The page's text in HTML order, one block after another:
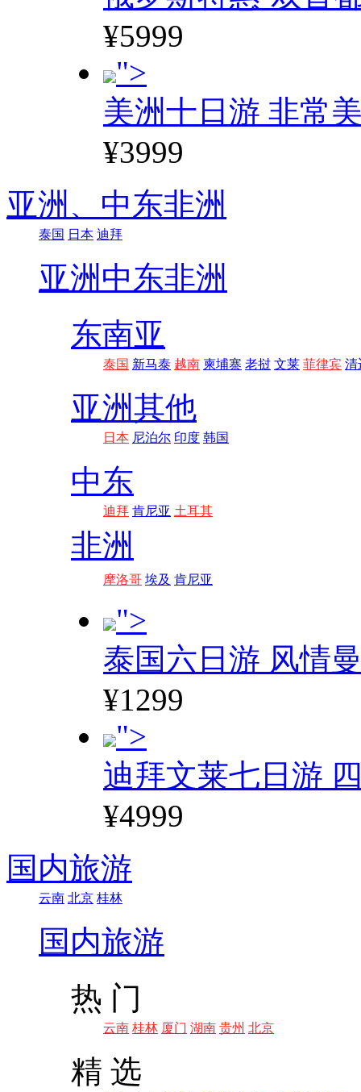
¥5999
">
美洲十日游 非常
¥3999
亚洲、 中东非洲
泰国 日本 迪拜
亚洲 中东非洲
东南亚
泰国 新马泰 越南 柬埔寨 老挝 文莱 菲律宾 清
亚洲其他
日本 尼泊尔 印度 韩国
中东
迪拜 肯尼亚 土耳其
非洲
摩洛哥 埃及 肯尼亚
">
泰国六日游 风情
¥1299
">
迪拜文莱七日游
¥4999
国内旅游
云南 北京 桂林
国内旅游
热 门
云南 桂林 厦门 湖南 贵州 北京
精 选